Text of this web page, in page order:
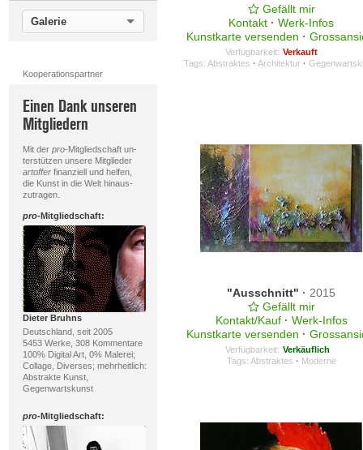
Galerie
Kooperationspartner
Einen Dank unseren
Mitgliedern
Mit der pro-Mitgliedschaft un-
terstützen unsere Mitglieder
artofferfinanziell und helfen,
die Kunst in die Welt hinaus-
zutragen.
pro-Mitgliedschaft:
Dieter Bruhns
Deutschland, seit 2005
5453 Werke, 308 Kommentare
100% Digital Art, 0% Malerei;
Collage, Diverses; mehrheitlich:
Abstrakte Kunst,
Gegenwartskunst
pro-Mitgliedschaft:
Gefällt mir
Kontakt · Werk-Infos
Kunstkarte versenden ·
Verfügbarkeit: Verkauft
Tags: Abstraktes · Architektur ·
"Ausschnitt" · 2015
Gefällt mir
Kontakt/Kauf · Werk-Infos
Kunstkarte versenden ·
Verfügbarkeit: Verkäuflich
Tags: Abstraktes · Moderne